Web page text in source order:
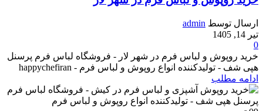
ارسال توسط admin
تیر 14, 1405
0
خرید روپوش و لباس فرم در شهر لار - فروشگاه لباس فرم پرسنل
هپی شف - تولیدکننده انواع روپوش و لباس فرم - happychefiran
ادامه مطلب